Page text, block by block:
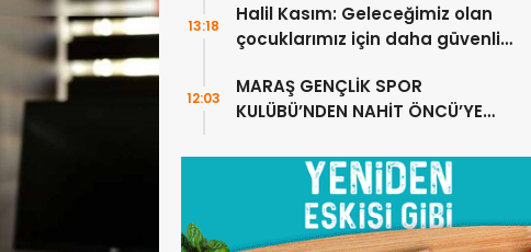
Halil Kasım: Geleceğimiz olan
çocuklarımız için daha güvenli
13:18
MARAŞ GENÇLİK SPOR
KULÜBÜ’NDEN NAHİT ÖNCÜ’YE
12:03